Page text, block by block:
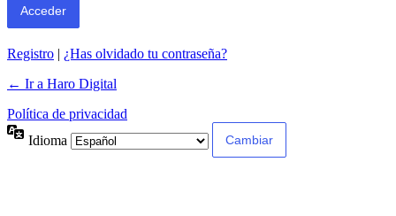
Registro | ¿Has olvidado tu contraseña?
← Ir a Haro Digital
Política de privacidad
Idioma